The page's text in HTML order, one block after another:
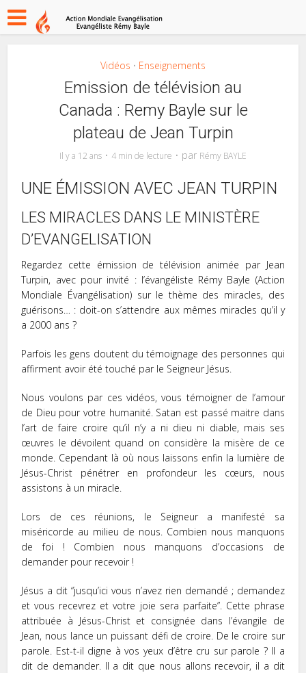
Vidéos • Enseignements
Emission de télévision au
Canada : Remy Bayle sur le
plateau de Jean Turpin
Il y a 12 ans 4 min de lecture par Rémy BAYLE
UNE ÉMISSION AVEC JEAN TURPIN
LES MIRACLES DANS LE MINISTÈRE
D’EVANGELISATION
Regardez cette émission de télévision animée par Jean
Turpin, avec pour invité : l’évangéliste Rémy Bayle (Action
Mondiale Évangélisation) sur le thème des miracles, des
guérisons… : doit-on s’attendre aux mêmes miracles qu’il y
a 2000 ans ?
Parfois les gens doutent du témoignage des personnes qui
affirment avoir été touché par le Seigneur Jésus.
Nous voulons par ces vidéos, vous témoigner de l’amour
de Dieu pour votre humanité. Satan est passé maitre dans
l’art de faire croire qu’il n’y a ni dieu ni diable, mais ses
œuvres le dévoilent quand on considère la misère de ce
monde. Cependant là où nous laissons enfin la lumière de
Jésus-Christ pénétrer en profondeur les cœurs, nous
assistons à un miracle.
Lors de ces réunions, le Seigneur a manifesté sa
miséricorde au milieu de nous. Combien nous manquons
de foi ! Combien nous manquons d’occasions de
demander pour recevoir !
Jésus a dit “jusqu’ici vous n’avez rien demandé ; demandez
et vous recevrez et votre joie sera parfaite”. Cette phrase
attribuée à Jésus-Christ et consignée dans l’évangile de
Jean, nous lance un puissant défi de croire. De le croire sur
parole. Est-t-il digne à vos yeux d’être cru sur parole ? Il a
dit de demander. Il a dit que nous allons recevoir, il a dit